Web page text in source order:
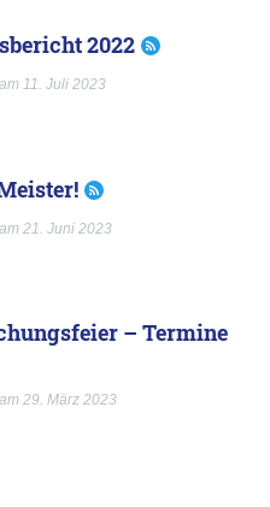
2022
11. Juli 2023
21. Juni 2023
– Termine
29. März 2023